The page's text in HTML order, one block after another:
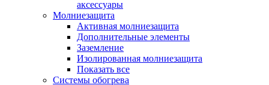
аксессуары
Молниезащита
Активная молниезащита
Дополнительные элементы
Заземление
Изолированная молниезащита
Показать все
Системы обогрева